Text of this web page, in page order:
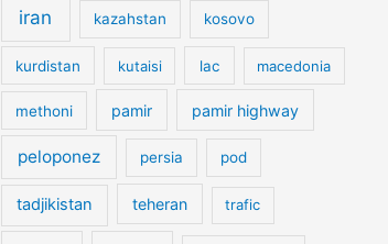
iran kazahstan kosovo
kurdistan kutaisi lac macedonia
methoni pamir pamir highway
peloponez persia pod
tadjikistan teheran trafic